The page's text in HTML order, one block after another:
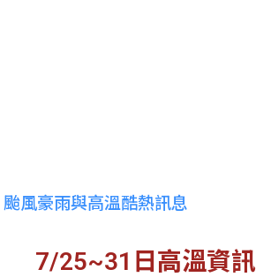
颱風豪雨與高溫酷熱訊息
7/25~31日高溫資訊